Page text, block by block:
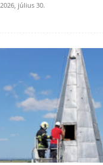
2026, július 30.